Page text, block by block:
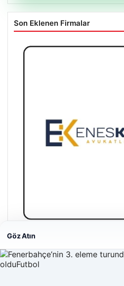
Son Eklenen Firmalar
Enes Kaplan Avukatlık Bürosu
28/04/2026
Göz Atın